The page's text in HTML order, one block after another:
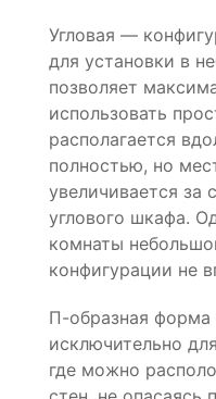
Угловая —
для установки в
позволяет
использовать
располагается
полностью, но
увеличивается за
углового шкафа.
комнаты
конфигурации не
П-образная форма
исключительно
где можно